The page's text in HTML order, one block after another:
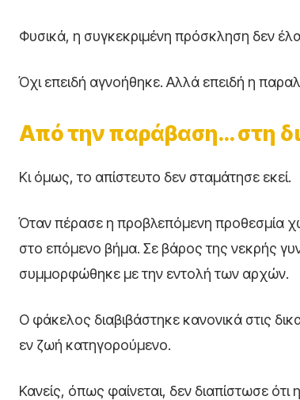
Φυσικά, η συγκεκριμένη πρόσκληση δεν
Όχι επειδή αγνοήθηκε. Αλλά επειδή η
Από την παράβαση… στη
Κι όμως, το απίστευτο δεν σταμάτησε εκεί.
Όταν πέρασε η προβλεπόμενη προθεσμία
στο επόμενο βήμα. Σε βάρος της νεκρής
συμμορφώθηκε με την εντολή των αρχών.
Ο φάκελος διαβιβάστηκε κανονικά στις
εν ζωή κατηγορούμενο.
Κανείς, όπως φαίνεται, δεν διαπίστωσε